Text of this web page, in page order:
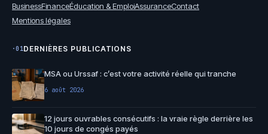
BusinessFinanceÉducation & EmploiAssuranceContact
Mentions légales
·01DERNIÈRES PUBLICATIONS
MSA ou Urssaf : c’est votre activité réelle qui tranche
6 août 2026
12 jours ouvrables consécutifs : la vraie règle derrière les
10 jours de congés payés